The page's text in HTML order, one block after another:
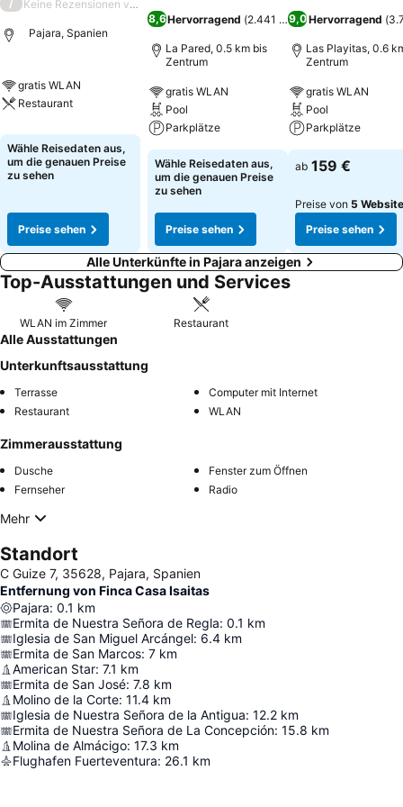
/ Keine Rezensionen verfügbar
Pajara, Spanien
gratis WLAN
Restaurant
Wähle Reisedaten aus,
um die genauen Preise
zu sehen
Preise sehen
8,6Hervorragend (2.441 Bewertungen)
La Pared, 0.5 km bis
Zentrum
gratis WLAN
Pool
Parkplätze
Wähle Reisedaten aus,
um die genauen Preise
zu sehen
Preise sehen
9,0Hervorragend (
Las Playitas, 0.6
Zentrum
gratis WLAN
Pool
Parkplätze
ab 159 €
Preise von 5
Preise sehen
Alle Unterkünfte in Pajara anzeigen
Top-Ausstattungen und Services
WLAN im Zimmer Restaurant
Alle Ausstattungen
Unterkunftsausstattung
Terrasse
Computer mit Internet
Restaurant
WLAN
Zimmerausstattung
Dusche
Fenster zum Öffnen
Fernseher
Radio
Mehr
Standort
C Guize 7, 35628, Pajara, Spanien
Entfernung von Finca Casa Isaitas
Pajara: 0.1 km
Ermita de Nuestra Señora de Regla: 0.1 km
Iglesia de San Miguel Arcángel: 6.4 km
Ermita de San Marcos: 7 km
American Star: 7.1 km
Ermita de San José: 7.8 km
Molino de la Corte: 11.4 km
Iglesia de Nuestra Señora de la Antigua: 12.2 km
Ermita de Nuestra Señora de La Concepción: 15.8 km
Molina de Almácigo: 17.3 km
Flughafen Fuerteventura: 26.1 km